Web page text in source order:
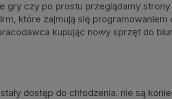
gry czy po prostu przeglądamy
które zajmują się
kupując nowy sprzęt do
dostęp do chłodzenia. nie są